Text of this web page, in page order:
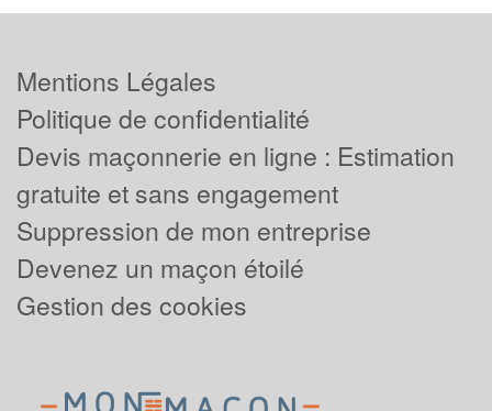
Mentions Légales
Politique de confidentialité
Devis maçonnerie en ligne : Estimation
gratuite et sans engagement
Suppression de mon entreprise
Devenez un maçon étoilé
Gestion des cookies